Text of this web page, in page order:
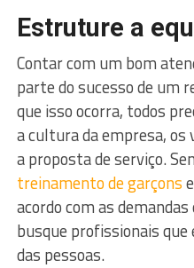
Estruture a
Contar com um bom
parte do sucesso de um
que isso ocorra, todos
a cultura da empresa, os
a proposta de serviço.
treinamento de garçons
acordo com as
busque profissionais
das pessoas.